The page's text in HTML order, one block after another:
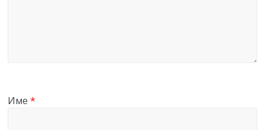
Име*